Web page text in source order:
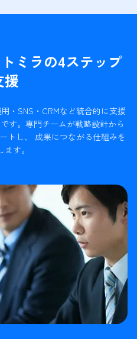
ミラの4ステップ
援
・SNS・CRMなど統合的に支援
す。 専門チームが戦略設計から
トし、 成果につながる仕組みを
す。